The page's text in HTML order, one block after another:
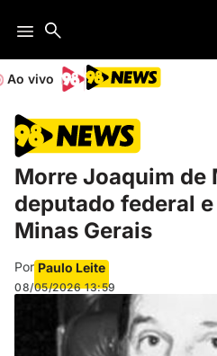
Ao vivo
Morre Joaquim de
deputado federal
Minas Gerais
Por Paulo Leite
08/05/2026 13:59